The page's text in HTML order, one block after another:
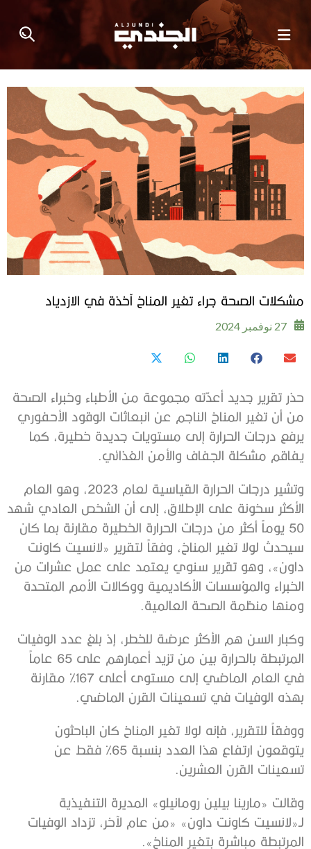
مشكلات الصحة جراء تغير المناخ آخذة في الازدياد
27 نوفمبر 2024
حذر تقرير جديد أعدّته مجموعة من الأطباء وخبراء الصحة
من أن تغير المناخ الناجم عن انبعاثات الوقود الأحفوري
يرفع درجات الحرارة إلى مستويات جديدة خطيرة، كما
يفاقم مشكلة الجفاف والأمن الغذائي.
وتشير درجات الحرارة القياسية لعام 2023، وهو العام
الأكثر سخونة على الإطلاق، إلى أن الشخص العادي شهد
50 يوماً أكثر من درجات الحرارة الخطيرة مقارنة بما كان
سيحدث لولا تغير المناخ، وفقاً لتقرير «لانسيت كاونت
داون»، وهو تقرير سنوي يعتمد على عمل عشرات من
الخبراء والمؤسسات الأكاديمية ووكالات الأمم المتحدة
ومنها منظمة الصحة العالمية.
وكبار السن هم الأكثر عرضة للخطر، إذ بلغ عدد الوفيات
المرتبطة بالحرارة بين من تزيد أعمارهم على 65 عاماً
في العام الماضي إلى مستوى أعلى 167% مقارنة
بهذه الوفيات في تسعينات القرن الماضي.
ووفقاً للتقرير، فإنه لولا تغير المناخ كان الباحثون
يتوقعون ارتفاع هذا العدد بنسبة 65% فقط عن
تسعينات القرن العشرين.
وقالت «مارينا بيلين رومانيلو» المديرة التنفيذية
لـ«لانسيت كاونت داون» «من عام لآخر، تزداد الوفيات
المرتبطة مباشرة بتغير المناخ».